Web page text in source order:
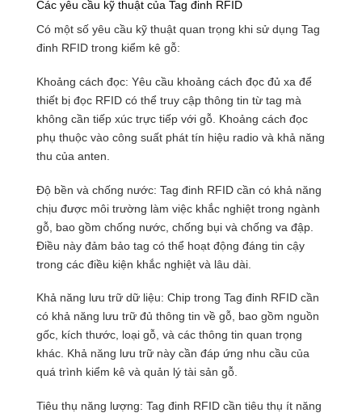
Các yêu cầu kỹ thuật của Tag đinh RFID
Có một số yêu cầu kỹ thuật quan trọng khi sử dụng Tag
đinh RFID trong kiểm kê gỗ:
Khoảng cách đọc: Yêu cầu khoảng cách đọc đủ xa để
thiết bị đọc RFID có thể truy cập thông tin từ tag mà
không cần tiếp xúc trực tiếp với gỗ. Khoảng cách đọc
phụ thuộc vào công suất phát tín hiệu radio và khả năng
thu của anten.
Độ bền và chống nước: Tag đinh RFID cần có khả năng
chịu được môi trường làm việc khắc nghiệt trong ngành
gỗ, bao gồm chống nước, chống bụi và chống va đập.
Điều này đảm bảo tag có thể hoạt động đáng tin cậy
trong các điều kiện khắc nghiệt và lâu dài.
Khả năng lưu trữ dữ liệu: Chip trong Tag đinh RFID cần
có khả năng lưu trữ đủ thông tin về gỗ, bao gồm nguồn
gốc, kích thước, loại gỗ, và các thông tin quan trọng
khác. Khả năng lưu trữ này cần đáp ứng nhu cầu của
quá trình kiểm kê và quản lý tài sản gỗ.
Tiêu thụ năng lượng: Tag đinh RFID cần tiêu thụ ít năng